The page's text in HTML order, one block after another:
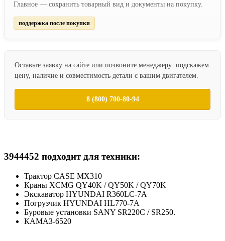
Главное — сохранить товарный вид и документы на покупку.
поддержка после покупки
Оставьте заявку на сайте или позвоните менеджеру: подскажем
цену, наличие и совместимость детали с вашим двигателем.
8 (800) 700-80-94
3944452 подходит для техники:
Трактор CASE MX310
Краны XCMG QY40K / QY50K / QY70K
Экскаватор HYUNDAI R360LC-7A
Погрузчик HYUNDAI HL770-7A
Буровые установки SANY SR220C / SR250.
КАМАЗ-6520